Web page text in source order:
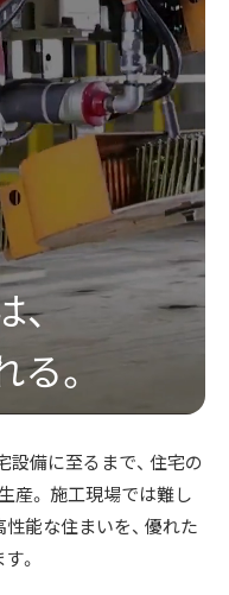
、
。
設備に至るまで、 住宅の
産。 施工現場では難し
能な住まいを、 優れた
。